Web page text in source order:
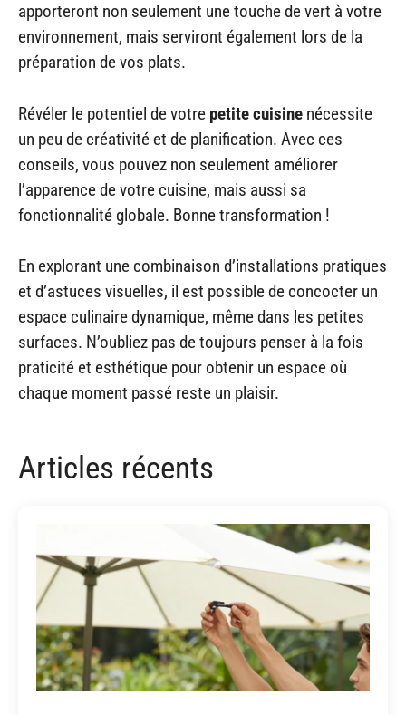
apporteront non seulement une touche de vert à votre
environnement, mais serviront également lors de la
préparation de vos plats.
Révéler le potentiel de votre petite cuisine nécessite
un peu de créativité et de planification. Avec ces
conseils, vous pouvez non seulement améliorer
l’apparence de votre cuisine, mais aussi sa
fonctionnalité globale. Bonne transformation !
En explorant une combinaison d’installations pratiques
et d’astuces visuelles, il est possible de concocter un
espace culinaire dynamique, même dans les petites
surfaces. N’oubliez pas de toujours penser à la fois
praticité et esthétique pour obtenir un espace où
chaque moment passé reste un plaisir.
Articles récents